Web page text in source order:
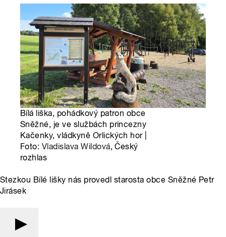
Bílá liška, pohádkový patron obce
Sněžné, je ve službách princezny
Kačenky, vládkyně Orlických hor |
Foto: Vladislava Wildová, Český
rozhlas
Stezkou Bílé lišky nás provedl starosta obce Sněžné Petr
Jirásek